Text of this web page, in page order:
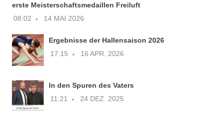
erste Meisterschaftsmedaillen Freiluft
08:02 14 MAI 2026
Ergebnisse der Hallensaison 2026
17:15 16 APR. 2026
In den Spuren des Vaters
11:21 24 DEZ. 2025